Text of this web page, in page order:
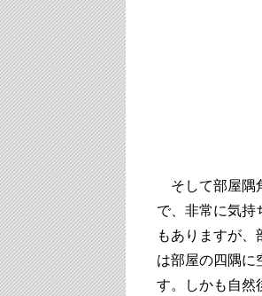
そして部屋隅
で、非常に気持
もありますが
は部屋の四隅に
す。しかも自然